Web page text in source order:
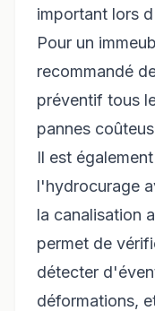
important lors
Pour un
recommandé
préventif tous
pannes
Il est
l'hydrocurage
la canalisation
permet de
détecter
déformations,